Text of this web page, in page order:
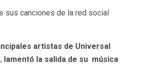
sus canciones de la red social
artistas de Universal
lamentó la salida de su música